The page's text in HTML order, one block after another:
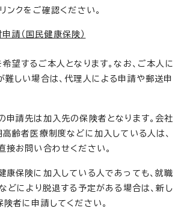
ンクをご確認ください。
請（国民健康保険）
望するご本人となります。なお、ご本人に
難しい場合は、代理人による申請や郵送申
請先は加入先の保険者となります。会社
齢者医療制度などに加入している人は、
接お問い合わせください。
保険に加入している人であっても、就職
どにより脱退する予定がある場合は、新し
者に申請してください。